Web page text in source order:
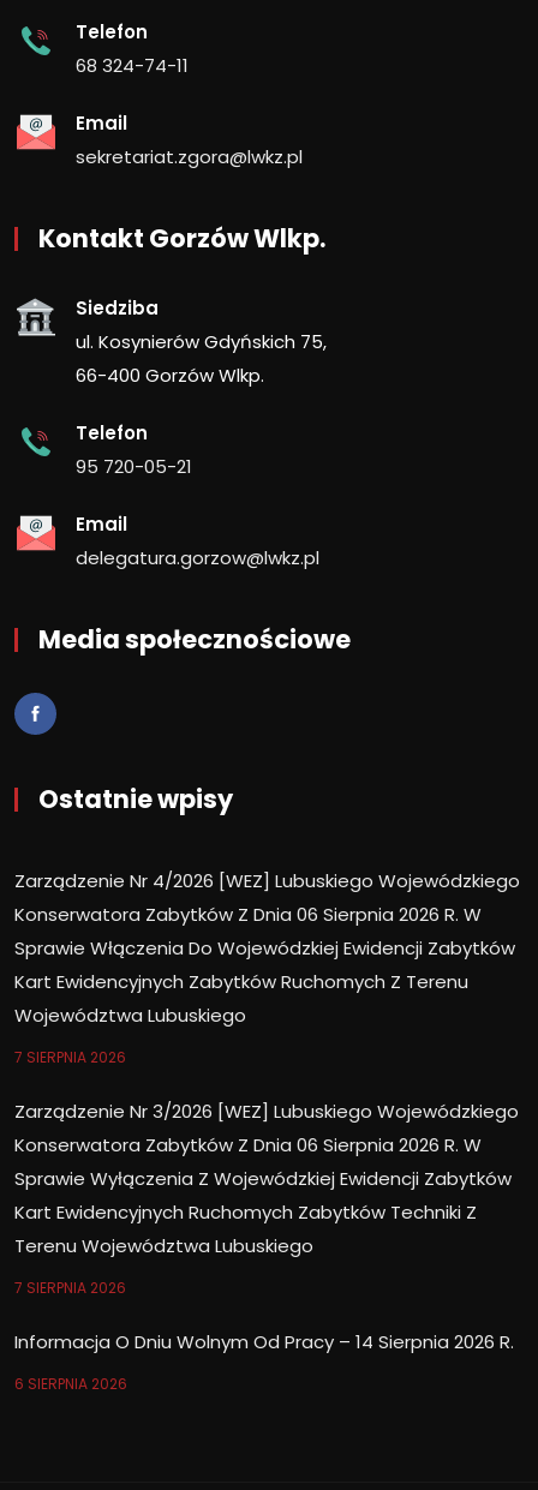
Telefon
68 324-74-11
Email
sekretariat.zgora@lwkz.pl
Kontakt Gorzów Wlkp.
Siedziba
ul. Kosynierów Gdyńskich 75,
66-400 Gorzów Wlkp.
Telefon
95 720-05-21
Email
delegatura.gorzow@lwkz.pl
Media społecznościowe
Ostatnie wpisy
Zarządzenie Nr 4/2026 [WEZ] Lubuskiego Wojewódzkiego
Konserwatora Zabytków Z Dnia 06 Sierpnia 2026 R. W
Sprawie Włączenia Do Wojewódzkiej Ewidencji Zabytków
Kart Ewidencyjnych Zabytków Ruchomych Z Terenu
Województwa Lubuskiego
7 SIERPNIA 2026
Zarządzenie Nr 3/2026 [WEZ] Lubuskiego Wojewódzkiego
Konserwatora Zabytków Z Dnia 06 Sierpnia 2026 R. W
Sprawie Wyłączenia Z Wojewódzkiej Ewidencji Zabytków
Kart Ewidencyjnych Ruchomych Zabytków Techniki Z
Terenu Województwa Lubuskiego
7 SIERPNIA 2026
Informacja O Dniu Wolnym Od Pracy – 14 Sierpnia 2026 R.
6 SIERPNIA 2026